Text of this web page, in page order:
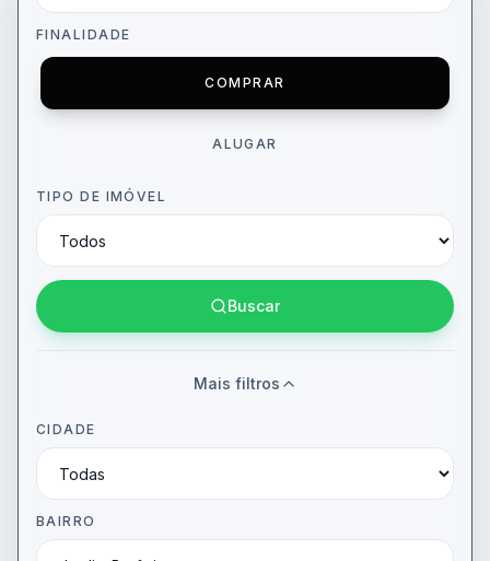
FINALIDADE
COMPRAR
ALUGAR
TIPO DE IMÓVEL
Buscar
Mais filtros
CIDADE
BAIRRO